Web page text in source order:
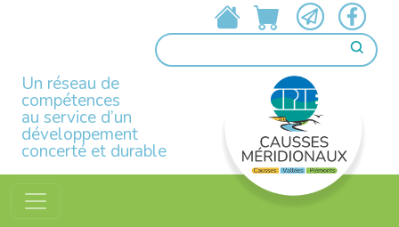
Un réseau de
compétences
au service d’un
développement
concerté et durable